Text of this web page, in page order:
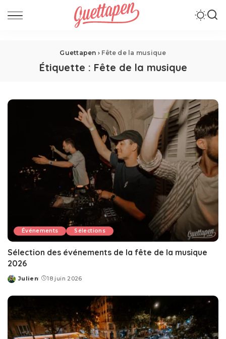
Guettapen › Fête de la musique
Étiquette : Fête de la musique
Événements Sélections
Sélection des événements de la fête de la musique
2026
Posted
Julien 18 juin 2026